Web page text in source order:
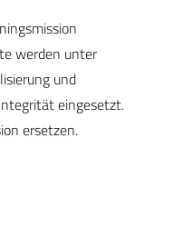
werden unter
und
eingesetzt.
ersetzen.